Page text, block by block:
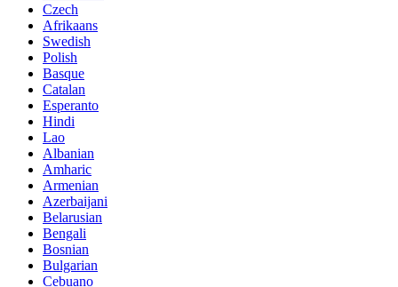
Czech
Afrikaans
Swedish
Polish
Basque
Catalan
Esperanto
Hindi
Lao
Albanian
Amharic
Armenian
Azerbaijani
Belarusian
Bengali
Bosnian
Bulgarian
Cebuano